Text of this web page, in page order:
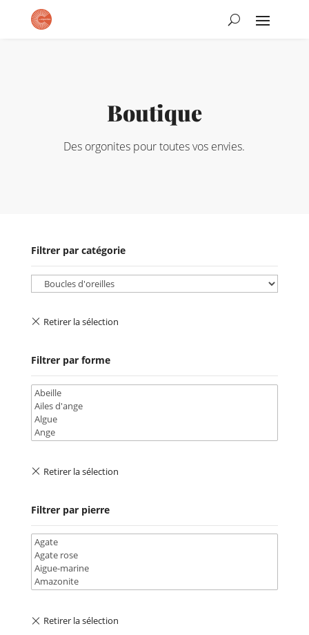
Boutique
Des orgonites pour toutes vos envies.
Filtrer par catégorie
Filtrer par forme
Filtrer par pierre